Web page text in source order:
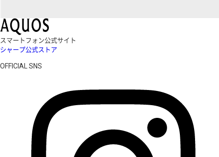
スマートフォン公式サイト
シャープ公式ストア
OFFICIAL SNS